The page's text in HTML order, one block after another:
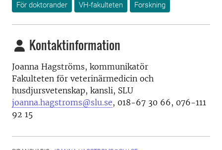
För doktorander VH-fakulteten Forskning
Kontaktinformation
Joanna Hagströms, kommunikatör
Fakulteten för veterinärmedicin och
husdjursvetenskap, kansli, SLU
joanna.hagstroms@slu.se, 018-67 30 66, 076-111
92 15